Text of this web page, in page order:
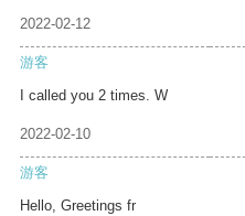
2022-02-12
游客
I called you 2 times. W
2022-02-10
游客
Hello, Greetings fr